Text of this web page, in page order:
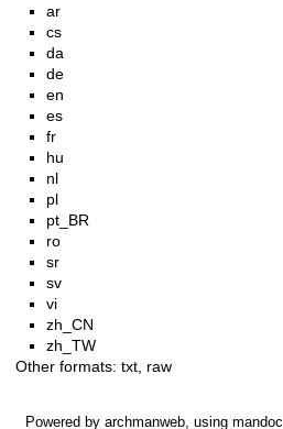
ar
cs
da
de
en
es
fr
hu
nl
pl
pt_BR
ro
sr
sv
vi
zh_CN
zh_TW
Other formats: txt raw
Powered by archmanweb, using mandoc